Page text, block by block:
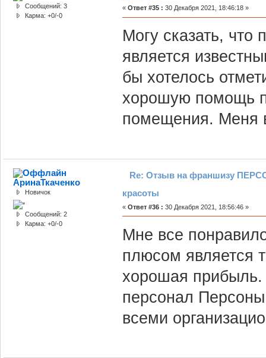
Сообщений: 3
Карма: +0/-0
« Ответ #35 : 30 Декабря 2021, 18:46:18 »
Могу сказать, что
является
бы хотелось
хорошую помощь
помещения. Меня
АринаТкаченко
Новичок
Сообщений: 2
Карма: +0/-0
Re: Отзыв на франшизу
красоты
« Ответ #36 : 30 Декабря 2021, 18:56:46 »
Мне все
плюсом является
хорошая
персонал
всеми